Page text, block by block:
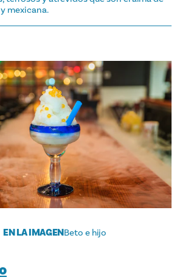
mexicana.
EN LA IMAGENBeto e hijo